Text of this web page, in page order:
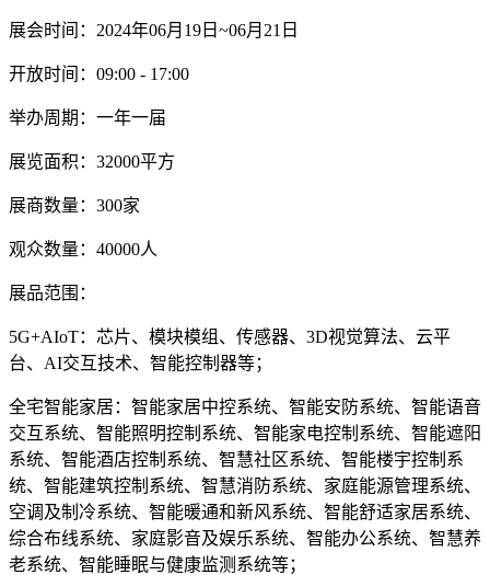
展会时间：2024年06月19日~06月21日
开放时间：09:00 - 17:00
举办周期：一年一届
展览面积：32000平方
展商数量：300家
观众数量：40000人
展品范围：
5G+AIoT：芯片、模块模组、传感器、3D视觉算法、云平
台、AI交互技术、智能控制器等；
全宅智能家居：智能家居中控系统、智能安防系统、智能语音
交互系统、智能照明控制系统、智能家电控制系统、智能遮阳
系统、智能酒店控制系统、智慧社区系统、智能楼宇控制系
统、智能建筑控制系统、智慧消防系统、家庭能源管理系统、
空调及制冷系统、智能暖通和新风系统、智能舒适家居系统、
综合布线系统、家庭影音及娱乐系统、智能办公系统、智慧养
老系统、智能睡眠与健康监测系统等；